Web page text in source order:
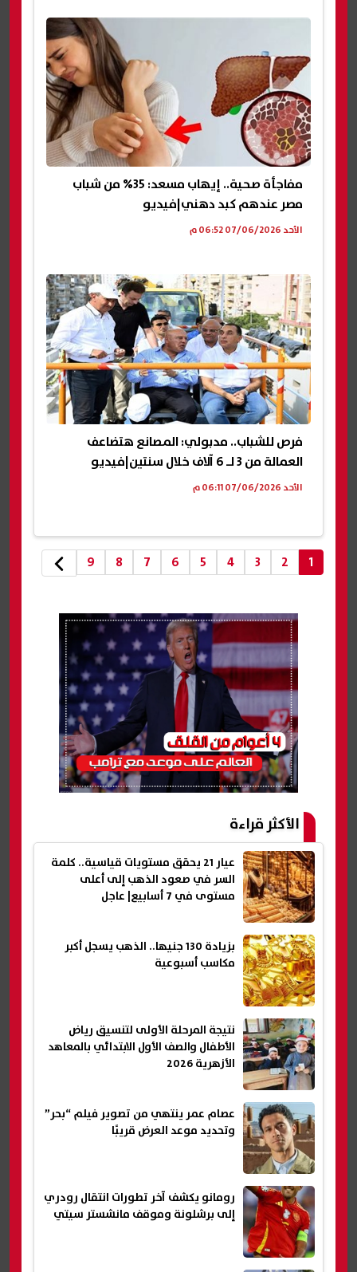
مفاجأة صحية.. إيهاب مسعد: 35% من شباب
مصر عندهم كبد دهني|فيديو
الأحد 07/06/2026 06:52 م
فرص للشباب.. مدبولي: المصانع هتضاعف
العمالة من 3 لـ 6 آلاف خلال سنتين|فيديو
الأحد 07/06/2026 06:11 م
1
2
3
4
5
6
7
8
9
الأكثر قراءة
عيار 21 يحقق مستويات قياسية.. كلمة
السر في صعود الذهب إلى أعلى
مستوى في 7 أسابيع| عاجل
بزيادة 130 جنيها.. الذهب يسجل أكبر
مكاسب أسبوعية
نتيجة المرحلة الأولى لتنسيق رياض
الأطفال والصف الأول الابتدائي بالمعاهد
الأزهرية 2026
عصام عمر ينتهي من تصوير فيلم “بحر”
وتحديد موعد العرض قريبًا
رومانو يكشف آخر تطورات انتقال رودري
إلى برشلونة وموقف مانشستر سيتي